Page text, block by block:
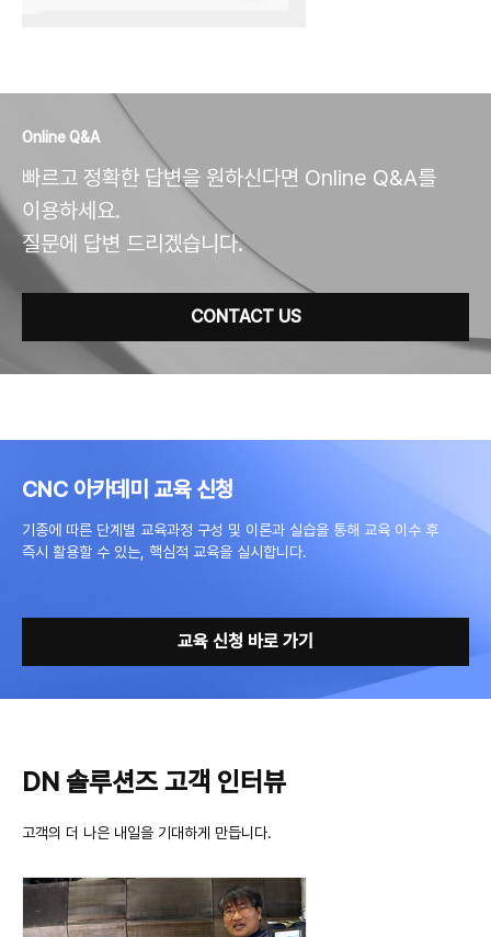
Online Q&A
빠르고 정확한 답변을 원하신다면 Online Q&A를
이용하세요.
질문에 답변 드리겠습니다.
CONTACT US
CNC 아카데미 교육 신청
기종에 따른 단계별 교육과정 구성 및 이론과 실습을 통해 교육 이수 후
즉시 활용할 수 있는, 핵심적 교육을 실시합니다.
교육 신청 바로 가기
DN 솔루션즈 고객 인터뷰
고객의 더 나은 내일을 기대하게 만듭니다.